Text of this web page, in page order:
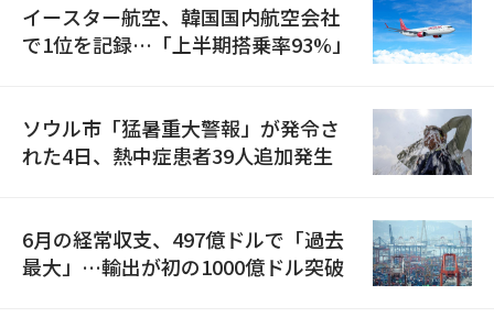
イースター航空、韓国国内航空会社
で1位を記録…「上半期搭乗率93%」
ソウル市「猛暑重大警報」が発令さ
れた4日、熱中症患者39人追加発生
6月の経常収支、497億ドルで「過去
最大」…輸出が初の1000億ドル突破